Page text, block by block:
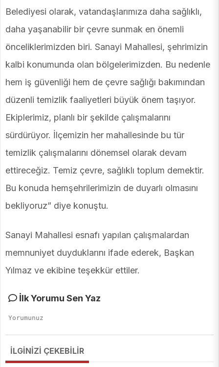
Belediyesi olarak, vatandaşlarımıza daha sağlıklı,
daha yaşanabilir bir çevre sunmak en önemli
önceliklerimizden biri. Sanayi Mahallesi, şehrimizin
kalbi konumunda olan bölgelerimizden. Bu nedenle
hem iş güvenliği hem de çevre sağlığı bakımından
düzenli temizlik faaliyetleri büyük önem taşıyor.
Ekiplerimiz, planlı bir şekilde çalışmalarını
sürdürüyor. İlçemizin her mahallesinde bu tür
temizlik çalışmalarını dönemsel olarak devam
ettireceğiz. Temiz çevre, sağlıklı toplum demektir.
Bu konuda hemşehrilerimizin de duyarlı olmasını
bekliyoruz” diye konuştu.
Sanayi Mahallesi esnafı yapılan çalışmalardan
memnuniyet duyduklarını ifade ederek, Başkan
Yılmaz ve ekibine teşekkür ettiler.
İlk Yorumu Sen Yaz
İLGİNİZİ ÇEKEBİLİR